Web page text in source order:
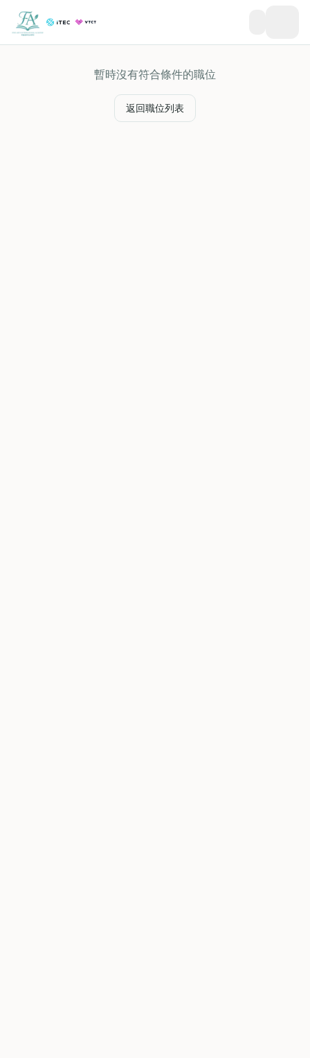
暫時沒有符合條件的職位
返回職位列表